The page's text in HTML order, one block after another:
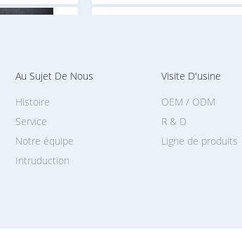
Au Sujet De Nous
Intruduction
Histoire
Service
Notre équipe
Visite D'usine
Ligne de produits
OEM / ODM
R & D